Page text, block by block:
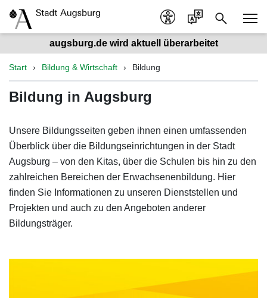
augsburg.de wird aktuell überarbeitet
Start Bildung & Wirtschaft Bildung
Bildung in Augsburg
Unsere Bildungsseiten geben ihnen einen umfassenden
Überblick über die Bildungseinrichtungen in der Stadt
Augsburg – von den Kitas, über die Schulen bis hin zu den
zahlreichen Bereichen der Erwachsenenbildung. Hier
finden Sie Informationen zu unseren Dienststellen und
Projekten und auch zu den Angeboten anderer
Bildungsträger.